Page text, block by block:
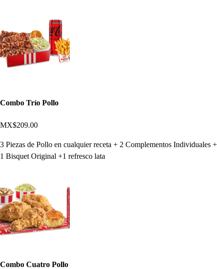
Combo Trío Pollo
MX$209.00
3 Piezas de Pollo en cualquier receta + 2 Complementos Individuales +
1 Bisquet Original +1 refresco lata
Combo Cuatro Pollo